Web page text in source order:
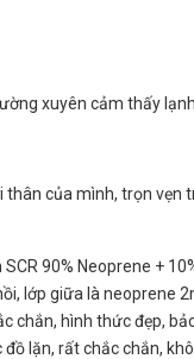
xuyên cảm thấy lạnh.
của mình, trọn vẹn
90% Neoprene +
lớp giữa là neoprene
chắn, hình thức đẹp,
lặn, rất chắc chắn,